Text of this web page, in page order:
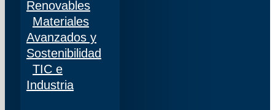
Renovables
Materiales
Avanzados y
Sostenibilidad
TIC e
Industria